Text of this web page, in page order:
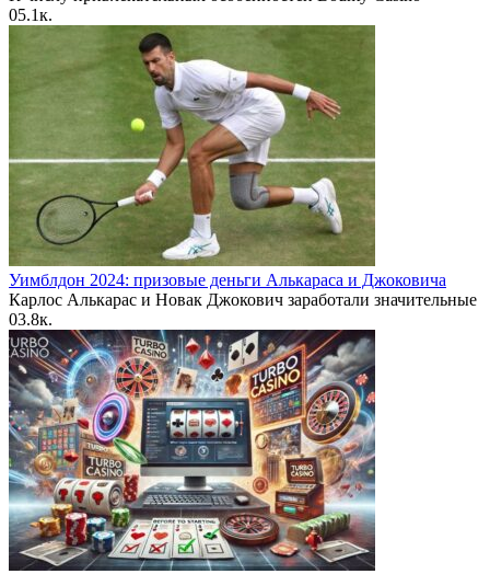
05.1к.
Уимблдон 2024: призовые деньги Алькараса и Джоковича
Карлос Алькарас и Новак Джокович заработали значительные
03.8к.